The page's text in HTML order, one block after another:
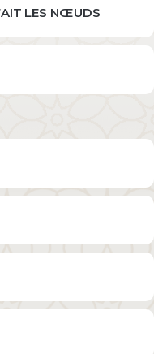
LES NŒUDS